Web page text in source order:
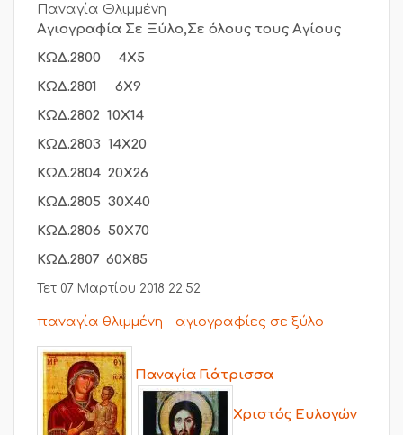
Παναγία Θλιμμένη
Αγιογραφία Σε Ξύλο,Σε όλους τους Αγίους
ΚΩΔ.2800 4Χ5
ΚΩΔ.2801 6Χ9
ΚΩΔ.2802 10Χ14
ΚΩΔ.2803 14Χ20
ΚΩΔ.2804 20Χ26
ΚΩΔ.2805 30Χ40
ΚΩΔ.2806 50Χ70
ΚΩΔ.2807 60Χ85
Τετ 07 Μαρτίου 2018 22:52
παναγία θλιμμένη αγιογραφίες σε ξύλο
Παναγία Γιάτρισσα
Χριστός Ευλογών